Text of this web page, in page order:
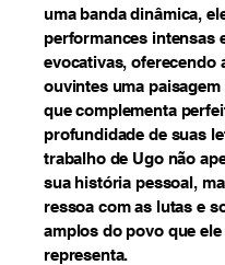
uma banda dinâmica,
performances intensas
evocativas, oferecendo
ouvintes uma
que complementa
profundidade de suas
trabalho de Ugo não
sua história pessoal,
ressoa com as lutas e
amplos do povo que ele
representa.